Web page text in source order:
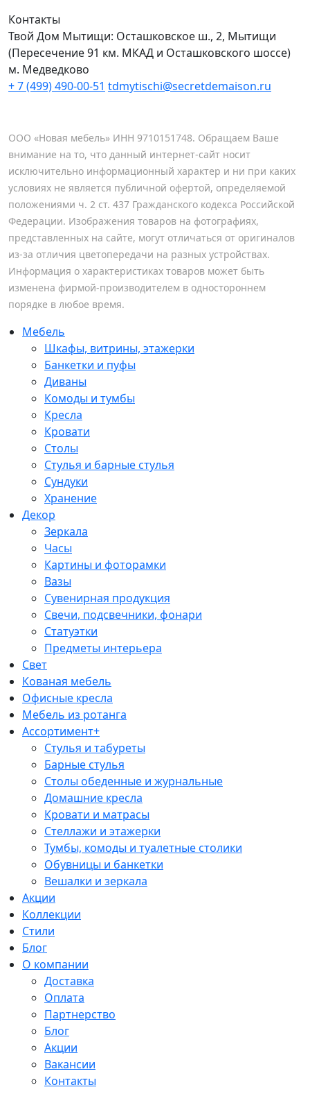
Контакты
Твой Дом Мытищи: Осташковское ш., 2, Мытищи
(Пересечение 91 км. МКАД и Осташковского шоссе)
м. Медведково
+ 7 (499) 490-00-51 tdmytischi@secretdemaison.ru
ООО «Новая мебель» ИНН 9710151748. Обращаем Ваше
внимание на то, что данный интернет-сайт носит
исключительно информационный характер и ни при каких
условиях не является публичной офертой, определяемой
положениями ч. 2 ст. 437 Гражданского кодекса Российской
Федерации. Изображения товаров на фотографиях,
представленных на сайте, могут отличаться от оригиналов
из-за отличия цветопередачи на разных устройствах.
Информация о характеристиках товаров может быть
изменена фирмой-производителем в одностороннем
порядке в любое время.
Мебель
Шкафы, витрины, этажерки
Банкетки и пуфы
Диваны
Комоды и тумбы
Кресла
Кровати
Столы
Стулья и барные стулья
Сундуки
Хранение
Декор
Зеркала
Часы
Картины и фоторамки
Вазы
Сувенирная продукция
Свечи, подсвечники, фонари
Статуэтки
Предметы интерьера
Свет
Кованая мебель
Офисные кресла
Мебель из ротанга
Ассортимент+
Стулья и табуреты
Барные стулья
Столы обеденные и журнальные
Домашние кресла
Кровати и матрасы
Стеллажи и этажерки
Тумбы, комоды и туалетные столики
Обувницы и банкетки
Вешалки и зеркала
Акции
Коллекции
Стили
Блог
О компании
Доставка
Оплата
Партнерство
Блог
Акции
Вакансии
Контакты